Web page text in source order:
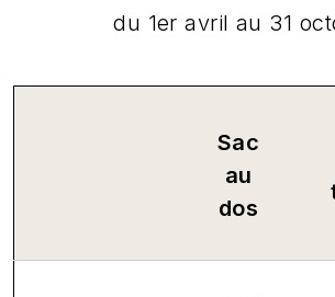
du 1er avril au 31
Sac
au
dos